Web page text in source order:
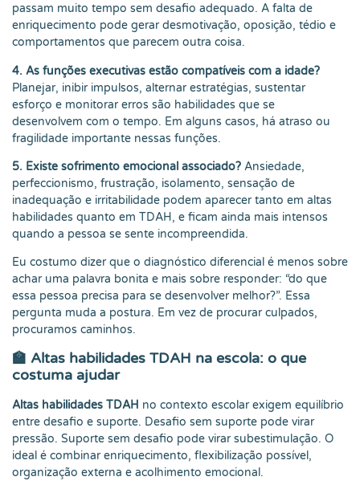
passam muito tempo sem desafio adequado. A falta de
enriquecimento pode gerar desmotivação, oposição, tédio e
comportamentos que parecem outra coisa.
4. As funções executivas estão compatíveis com a idade?
Planejar, inibir impulsos, alternar estratégias, sustentar
esforço e monitorar erros são habilidades que se
desenvolvem com o tempo. Em alguns casos, há atraso ou
fragilidade importante nessas funções.
5. Existe sofrimento emocional associado? Ansiedade,
perfeccionismo, frustração, isolamento, sensação de
inadequação e irritabilidade podem aparecer tanto em altas
habilidades quanto em TDAH, e ficam ainda mais intensos
quando a pessoa se sente incompreendida.
Eu costumo dizer que o diagnóstico diferencial é menos sobre
achar uma palavra bonita e mais sobre responder: “do que
essa pessoa precisa para se desenvolver melhor?”. Essa
pergunta muda a postura. Em vez de procurar culpados,
procuramos caminhos.
🏫 Altas habilidades TDAH na escola: o que
costuma ajudar
Altas habilidades TDAH no contexto escolar exigem equilíbrio
entre desafio e suporte. Desafio sem suporte pode virar
pressão. Suporte sem desafio pode virar subestimulação. O
ideal é combinar enriquecimento, flexibilização possível,
organização externa e acolhimento emocional.